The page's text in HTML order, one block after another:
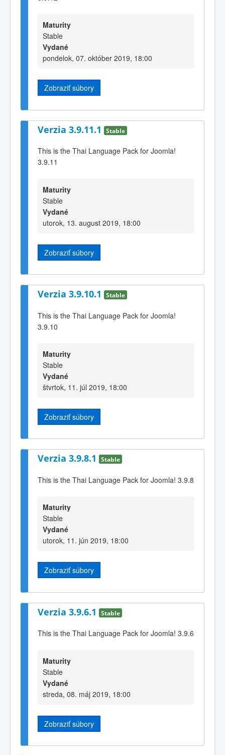
Maturity
Stable
Vydané
pondelok, 07. október 2019, 18:00
Zobraziť súbory
Verzia 3.9.11.1 Stable
This is the Thai Language Pack for Joomla!
3.9.11
Maturity
Stable
Vydané
utorok, 13. august 2019, 18:00
Zobraziť súbory
Verzia 3.9.10.1 Stable
This is the Thai Language Pack for Joomla!
3.9.10
Maturity
Stable
Vydané
štvrtok, 11. júl 2019, 18:00
Zobraziť súbory
Verzia 3.9.8.1 Stable
This is the Thai Language Pack for Joomla! 3.9.8
Maturity
Stable
Vydané
utorok, 11. jún 2019, 18:00
Zobraziť súbory
Verzia 3.9.6.1 Stable
This is the Thai Language Pack for Joomla! 3.9.6
Maturity
Stable
Vydané
streda, 08. máj 2019, 18:00
Zobraziť súbory